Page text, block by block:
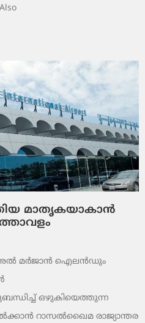
മാതൃകയാകാൻ
അൽ മർജാൻ ഐലൻഡും
ഒഴുകിയെത്തുന്ന
റാസൽഖൈമ രാജ്യാന്തര